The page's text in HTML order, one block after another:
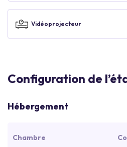
Vidéoprojecteur
Configuration de
Hébergement
Chambre